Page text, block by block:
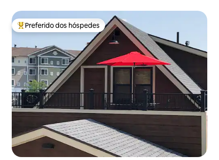
Entre os melhores preferidos dos hóspedes
Preferido dos hóspedes